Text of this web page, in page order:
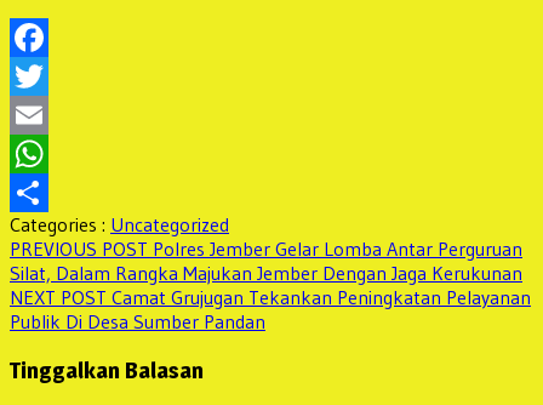
Facebook
Twitter
Email
WhatsApp
Share
Categories : Uncategorized
Navigasi
pos
PREVIOUS POST Previous
post:
Polres Jember Gelar Lomba Antar Perguruan
Silat, Dalam Rangka Majukan Jember Dengan Jaga Kerukunan
NEXT POST Next
post:
Camat Grujugan Tekankan Peningkatan Pelayanan
Publik Di Desa Sumber Pandan
Tinggalkan Balasan